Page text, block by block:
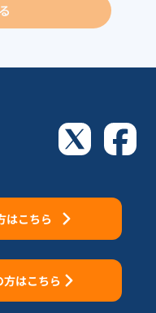
はこちら
はこちら